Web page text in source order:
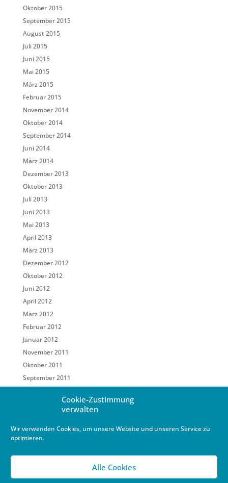
Cookie-Zustimmung
verwalten
Wir verwenden Cookies, um unsere Website und unseren Service zu
optimieren.
Alle Cookies
Oktober 2015
September 2015
August 2015
Juli 2015
Juni 2015
Mai 2015
März 2015
Februar 2015
November 2014
Oktober 2014
September 2014
Juni 2014
März 2014
Dezember 2013
Oktober 2013
Juli 2013
Juni 2013
Mai 2013
April 2013
März 2013
Dezember 2012
Oktober 2012
Juni 2012
April 2012
März 2012
Februar 2012
Januar 2012
November 2011
Oktober 2011
September 2011
Januar 2011
Dezember 2010
Oktober 2010
August 2010